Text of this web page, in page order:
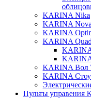
KARINA Nika
KARINA Nova
KARINA
KARINA
KARINA
KARINA
KARINA Вол
KARINA
Пульты управения